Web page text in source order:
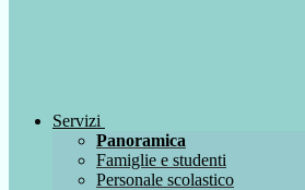
Servizi
Panoramica
Famiglie e studenti
Personale scolastico